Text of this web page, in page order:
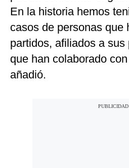
En la historia hemos
casos de personas que
partidos, afiliados a sus
que han colaborado
añadió.